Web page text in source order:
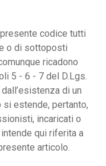
codice tutti
o di sottoposti
ricadono
5 - 6 - 7 del D.Lgs.
di un
estende, pertanto,
incaricati o
qui riferita a
articolo.